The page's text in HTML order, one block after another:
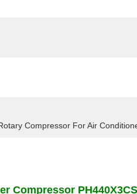
Compressor For Air
Compressor